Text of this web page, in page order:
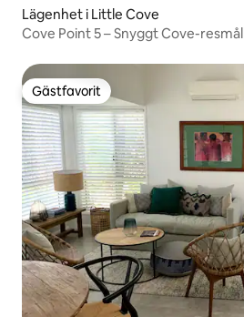
Lägenhet i Little Cove
Cove Point 5 – Snyggt Cove-resmål
Gästfavorit
Gästfavorit